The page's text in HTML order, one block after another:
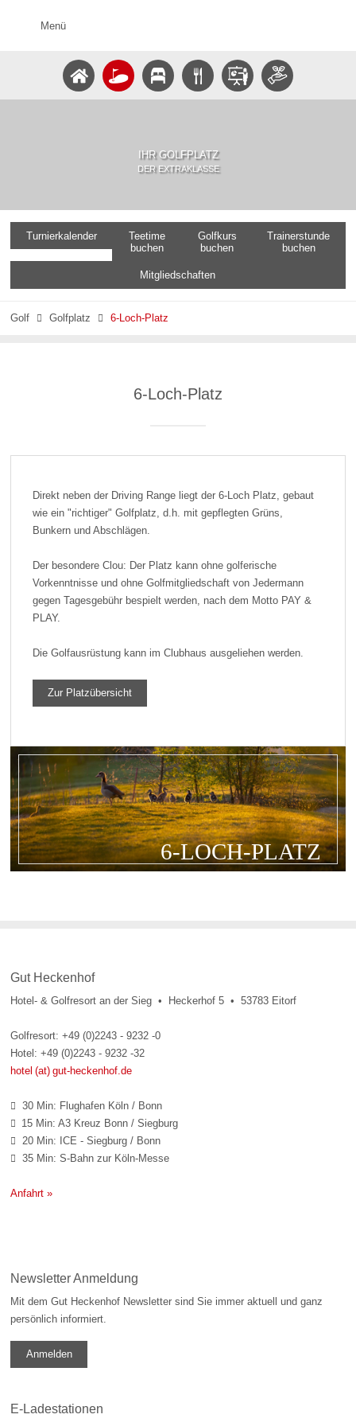
Menü
IHR GOLFPLATZ
DER EXTRAKLASSE
Turnierkalender
Teetime
buchen
Golfkurs
buchen
Trainerstunde
buchen
Mitgliedschaften
Golf  Golfplatz  6-Loch-Platz
6-Loch-Platz
Direkt neben der Driving Range liegt der 6-Loch Platz, gebaut
wie ein "richtiger" Golfplatz, d.h. mit gepflegten Grüns,
Bunkern und Abschlägen.
Der besondere Clou: Der Platz kann ohne golferische
Vorkenntnisse und ohne Golfmitgliedschaft von Jedermann
gegen Tagesgebühr bespielt werden, nach dem Motto PAY &
PLAY.
Die Golfausrüstung kann im Clubhaus ausgeliehen werden.
Zur Platzübersicht
6-LOCH-PLATZ
Gut Heckenhof
Hotel- & Golfresort an der Sieg • Heckerhof 5 • 53783 Eitorf
Golfresort: +49 (0)2243 - 9232 -0
Hotel: +49 (0)2243 - 9232 -32
hotel (at) gut-heckenhof.de
 30 Min: Flughafen Köln / Bonn
 15 Min: A3 Kreuz Bonn / Siegburg
 20 Min: ICE - Siegburg / Bonn
 35 Min: S-Bahn zur Köln-Messe
Anfahrt »
Newsletter Anmeldung
Mit dem Gut Heckenhof Newsletter sind Sie immer aktuell und ganz
persönlich informiert.
Anmelden
E-Ladestationen